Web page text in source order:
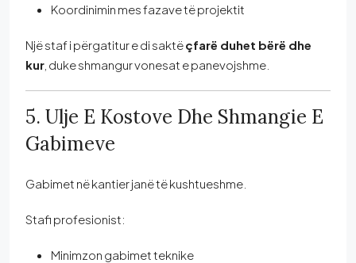
Koordinimin mes fazave të projektit
Një staf i përgatitur e di saktëçfarë duhet bërë dhe
kur , duke shmangur vonesat e panevojshme.
5. Ulje E Kostove Dhe Shmangie E
Gabimeve
Gabimet në kantier janë të kushtueshme.
Stafi profesionist:
Minimzon gabimet teknike